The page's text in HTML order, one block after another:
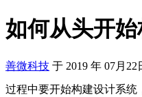
如何从头开
善微科技 于 2019 年 07月22
过程中要开始构建设计系